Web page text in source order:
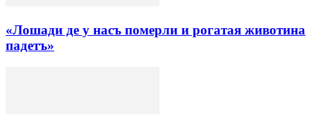
«Лошади де у насъ померли и рогатая животина
падетъ»